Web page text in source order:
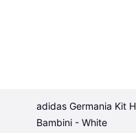
adidas Germania Kit
Bambini - White